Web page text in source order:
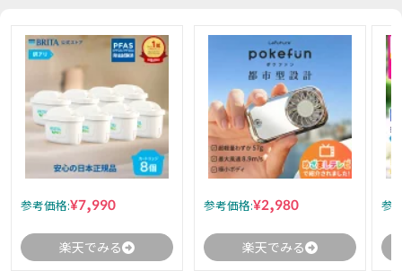
参考価格:¥7,990
楽天でみる
参考価格:¥2,980
楽天でみる
参